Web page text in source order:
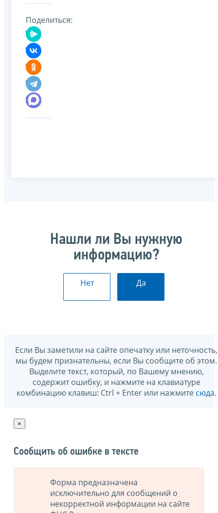
Поделиться:
Нашли ли Вы нужную
информацию?
Нет Да
Если Вы заметили на сайте опечатку или неточность,
мы будем признательны, если Вы сообщите об этом.
Выделите текст, который, по Вашему мнению,
содержит ошибку, и нажмите на клавиатуре
комбинацию клавиш: Ctrl + Enter или нажмите сюда.
×
Сообщить об ошибке в тексте
Форма предназначена
исключительно для сообщений о
некорректной информации на сайте